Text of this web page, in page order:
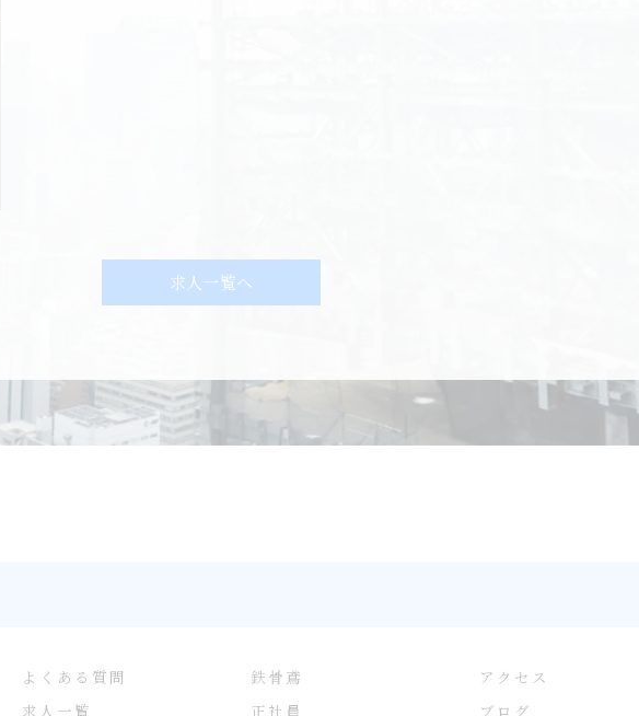
求人一覧へ
よくある質問
求人一覧
鉄骨鳶
正社員
アクセス
ブログ